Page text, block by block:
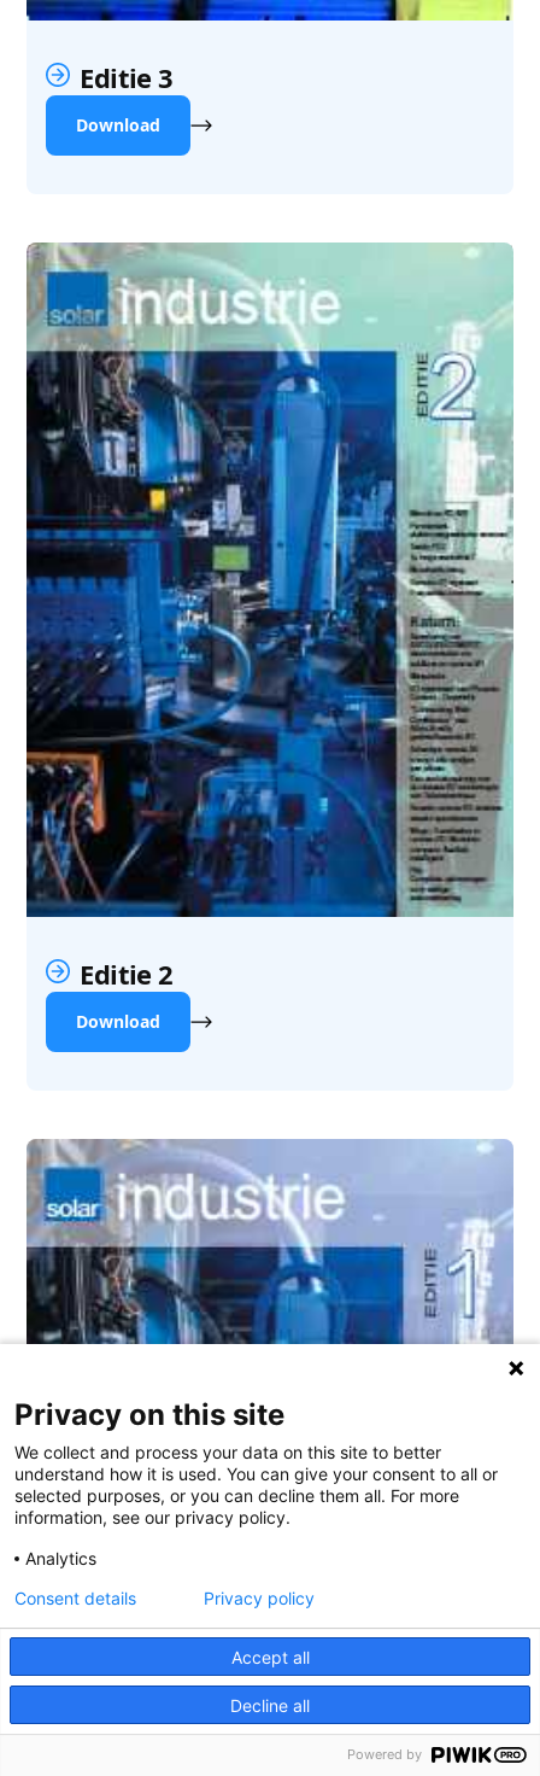
Editie 3
Download
Editie 2
Download
Privacy on this site
We collect and process your data on this site to better
understand how it is used. You can give your consent to all or
selected purposes, or you can decline them all. For more
information, see our privacy policy.
Analytics
Accept all
Decline all
Consent details Privacy policy
Powered by